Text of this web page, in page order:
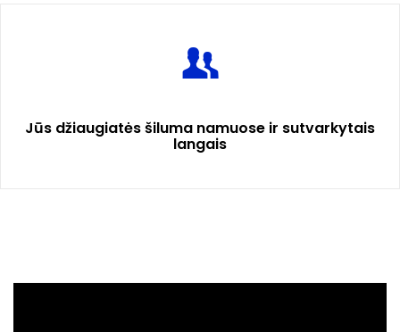
Jūs džiaugiatės šiluma namuose ir sutvarkytais
langais